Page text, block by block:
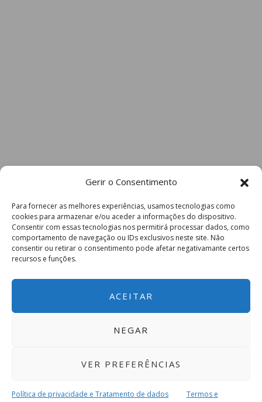
Gerir o Consentimento
Para fornecer as melhores experiências, usamos tecnologias como
cookies para armazenar e/ou aceder a informações do dispositivo.
Consentir com essas tecnologias nos permitirá processar dados, como
comportamento de navegação ou IDs exclusivos neste site. Não
consentir ou retirar o consentimento pode afetar negativamante certos
recursos e funções.
ACEITAR
NEGAR
VER PREFERÊNCIAS
Política de privacidade e Tratamento de dados
Termos e